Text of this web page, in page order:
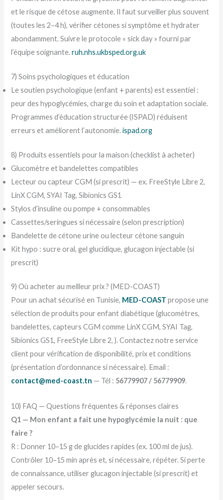
et le risque de cétose augmente. Il faut surveiller plus souvent
(toutes les 2–4 h), vérifier cétones si symptôme et hydrater
abondamment. Suivre le protocole « sick day » fourni par
l’équipe soignante.ruh.nhs.ukbsped.org.uk
7) Soins psychologiques et éducation
Le soutien psychologique (enfant + parents) est essentiel :
peur des hypoglycémies, charge du soin et adaptation sociale.
Programmes d’éducation structurée (ISPAD) réduisent
erreurs et améliorent l’autonomie.ispad.org
8) Produits essentiels pour la maison (checklist à acheter)
Glucomètre et bandelettes compatibles
Lecteur ou capteur CGM (si prescrit) — ex. FreeStyle Libre 2,
LinX CGM, SYAI Tag, Sibionics GS1
Stylos d’insuline ou pompe + consommables
Cassettes/seringues si nécessaire (selon prescription)
Bandelette de cétone urine ou lecteur cétone sanguin
Kit hypo : sucre oral, gel glucidique, glucagon injectable (si
prescrit)
9) Où acheter au meilleur prix ? (MED-COAST)
Pour un achat sécurisé en Tunisie, MED-COAST propose une
sélection de produits pour enfant diabétique (glucomètres,
bandelettes, capteurs CGM comme LinX CGM, SYAI Tag,
Sibionics GS1, FreeStyle Libre 2, ). Contactez notre service
client pour vérification de disponibilité, prix et conditions
(présentation d’ordonnance si nécessaire). Email :
contact@med-coast.tn — Tél : 56779907 / 56779909.
10) FAQ — Questions fréquentes & réponses claires
Q1 — Mon enfant a fait une hypoglycémie la nuit : que
faire ?
R : Donner 10–15 g de glucides rapides (ex. 100 ml de jus).
Contrôler 10–15 min après et, si nécessaire, répéter. Si perte
de connaissance, utiliser glucagon injectable (si prescrit) et
appeler secours.